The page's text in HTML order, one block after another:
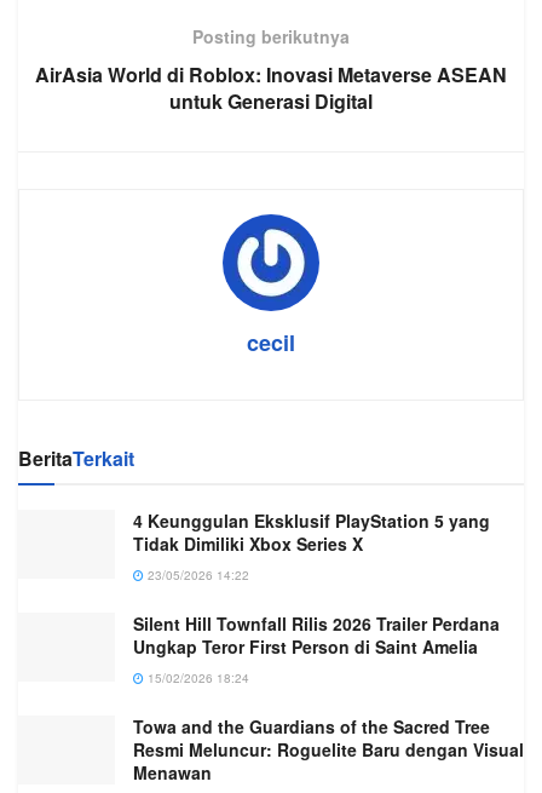
Posting berikutnya
AirAsia World di Roblox: Inovasi Metaverse ASEAN
untuk Generasi Digital
cecil
BeritaTerkait
4 Keunggulan Eksklusif PlayStation 5 yang
Tidak Dimiliki Xbox Series X
23/05/2026 14:22
Silent Hill Townfall Rilis 2026 Trailer Perdana
Ungkap Teror First Person di Saint Amelia
15/02/2026 18:24
Towa and the Guardians of the Sacred Tree
Resmi Meluncur: Roguelite Baru dengan Visual
Menawan